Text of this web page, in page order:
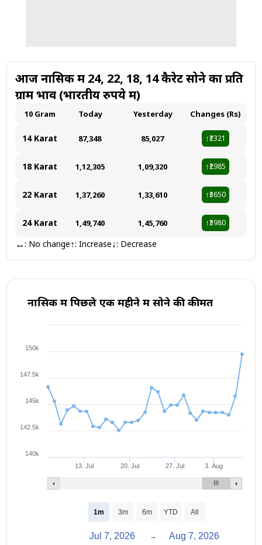
आज नासिक में 24, 22, 18, 14 कैरेट सोने का प्रति
ग्राम भाव (भारतीय रुपये में)
10 Gram Today Yesterday Changes (Rs)
14 Karat ₹87,348 ₹85,027 ↑₹2321
18 Karat ₹1,12,305 ₹1,09,320 ↑₹2985
22 Karat ₹1,37,260 ₹1,33,610 ↑₹3650
24 Karat ₹1,49,740 ₹1,45,760 ↑₹3980
↔: No change↑: Increase↓: Decrease
नासिक में पिछले एक महीने में सोने की कीमत
13. Jul 20. Jul 27. Jul 3. Aug
1m 3m 6m YTD All
Jul 7, 2026 → Aug 7, 2026
140k
142.5k
145k
147.5k
150k